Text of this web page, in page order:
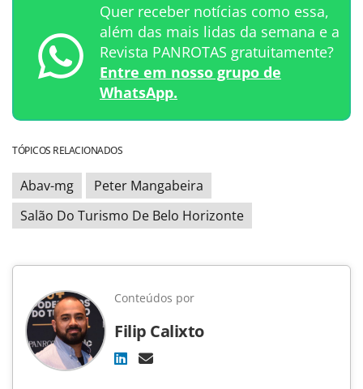
Quer receber notícias como essa,
além das mais lidas da semana e a
Revista PANROTAS gratuitamente?
Entre em nosso grupo de
WhatsApp.
TÓPICOS RELACIONADOS
Abav-mg
Peter Mangabeira
Salão Do Turismo De Belo Horizonte
Conteúdos por
Filip Calixto